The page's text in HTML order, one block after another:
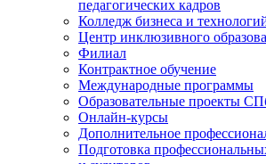
педагогических кадров
Колледж бизнеса и
Центр инклюзивного
Филиал
Контрактное обучение
Международные программы
Образовательные проекты
Онлайн-курсы
Дополнительное
Подготовка